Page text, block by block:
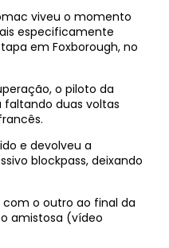
viveu o momento
especificamente
em Foxborough, no
o piloto da
faltando duas voltas
e devolveu a
blockpass, deixando
o outro ao final da
amistosa (vídeo